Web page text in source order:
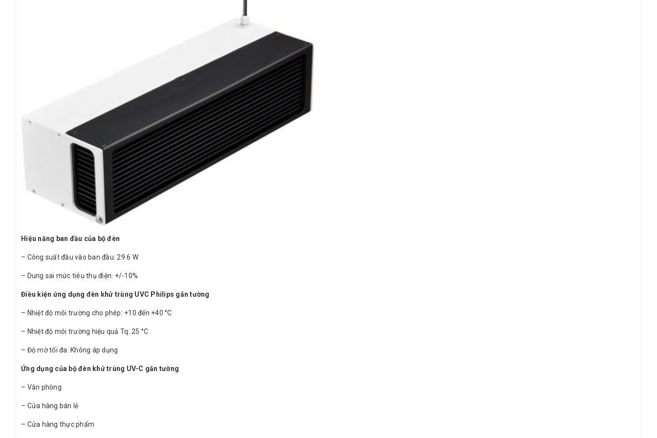
Hiệu năng ban đầu của bộ đèn
– Công suất đầu vào ban đầu: 29.6 W
– Dung sai mức tiêu thụ điện: +/-10%
Điều kiện ứng dụng đèn khử trùng UVC Philips gắn tường
– Nhiệt độ môi trường cho phép: +10 đến +40 °C
– Nhiệt độ môi trường hiệu quả Tq: 25 °C
– Độ mờ tối đa: Không áp dụng
Ứng dụng của bộ đèn khử trùng UV-C gắn tường
– Văn phòng
– Cửa hàng bán lẻ
– Cửa hàng thực phẩm